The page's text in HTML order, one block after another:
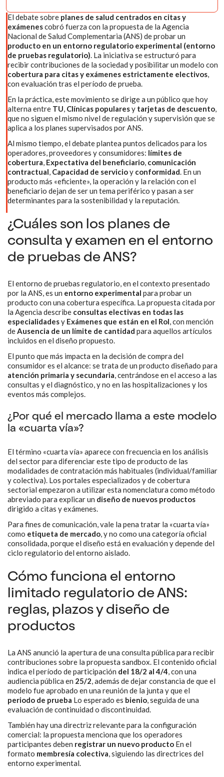
El debate sobre planes de salud centrados en citas y
exámenescobró fuerza con la propuesta de la Agencia
Nacional de Salud Complementaria (ANS) de probar un
producto en un entorno regulatorio experimental (entorno
de pruebas regulatorio). La iniciativa se estructuró para
recibir contribuciones de la sociedad y posibilitar un modelo con
cobertura para citas y exámenes estrictamente electivos,
con evaluación tras el período de prueba.
En la práctica, este movimiento se dirige a un público que hoy
alterna entre TU, Clínicas popularesy tarjetas de descuento,
que no siguen el mismo nivel de regulación y supervisión que se
aplica a los planes supervisados por ANS.
Al mismo tiempo, el debate plantea puntos delicados para los
operadores, proveedores y consumidores: límites de
cobertura, Expectativa del beneficiario, comunicación
contractual, Capacidad de servicioy conformidad. En un
producto más «eficiente», la operación y la relación con el
beneficiario dejan de ser un tema periférico y pasan a ser
determinantes para la sostenibilidad y la reputación.
¿Cuáles son los planes de
consulta y examen en el entorno
de pruebas de ANS?
El entorno de pruebas regulatorio, en el contexto presentado
por la ANS, es un entorno experimental para probar un
producto con una cobertura específica. La propuesta citada por
la Agencia describe consultas electivas en todas las
especialidadesy Exámenes que están en el Rol, con mención
deAusencia de un límite de cantidad para aquellos artículos
incluidos en el diseño propuesto.
El punto que más impacta en la decisión de compra del
consumidor es el alcance: se trata de un producto diseñado para
atención primaria y secundaria, centrándose en el acceso a las
consultas y el diagnóstico, y no en las hospitalizaciones y los
eventos más complejos.
¿Por qué el mercado llama a este modelo
la «cuarta vía»?
El término «cuarta vía» aparece con frecuencia en los análisis
del sector para diferenciar este tipo de producto de las
modalidades de contratación más habituales (individual/familiar
y colectiva). Los portales especializados y de cobertura
sectorial empezaron a utilizar esta nomenclatura como método
abreviado para explicar un diseño de nuevos productos
dirigido a citas y exámenes.
Para fines de comunicación, vale la pena tratar la «cuarta vía»
como etiqueta de mercado, y no como una categoría oficial
consolidada, porque el diseño está en evaluación y depende del
ciclo regulatorio del entorno aislado.
Cómo funciona el entorno
limitado regulatorio de ANS:
reglas, plazos y diseño de
productos
La ANS anunció la apertura de una consulta pública para recibir
contribuciones sobre la propuesta sandbox. El contenido oficial
indica el período de participación del 18/2 al 4/4, con una
audiencia pública en 25/2, además de dejar constancia de que el
modelo fue aprobado en una reunión de la junta y que el
periodo de prueba Lo esperado es bienio, seguida de una
evaluación de continuidad o discontinuidad.
También hay una directriz relevante para la configuración
comercial: la propuesta menciona que los operadores
participantes deben registrar un nuevo producto En el
formato membresía colectiva, siguiendo las directrices del
entorno experimental.